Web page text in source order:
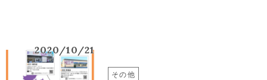
2020/10/21
その他